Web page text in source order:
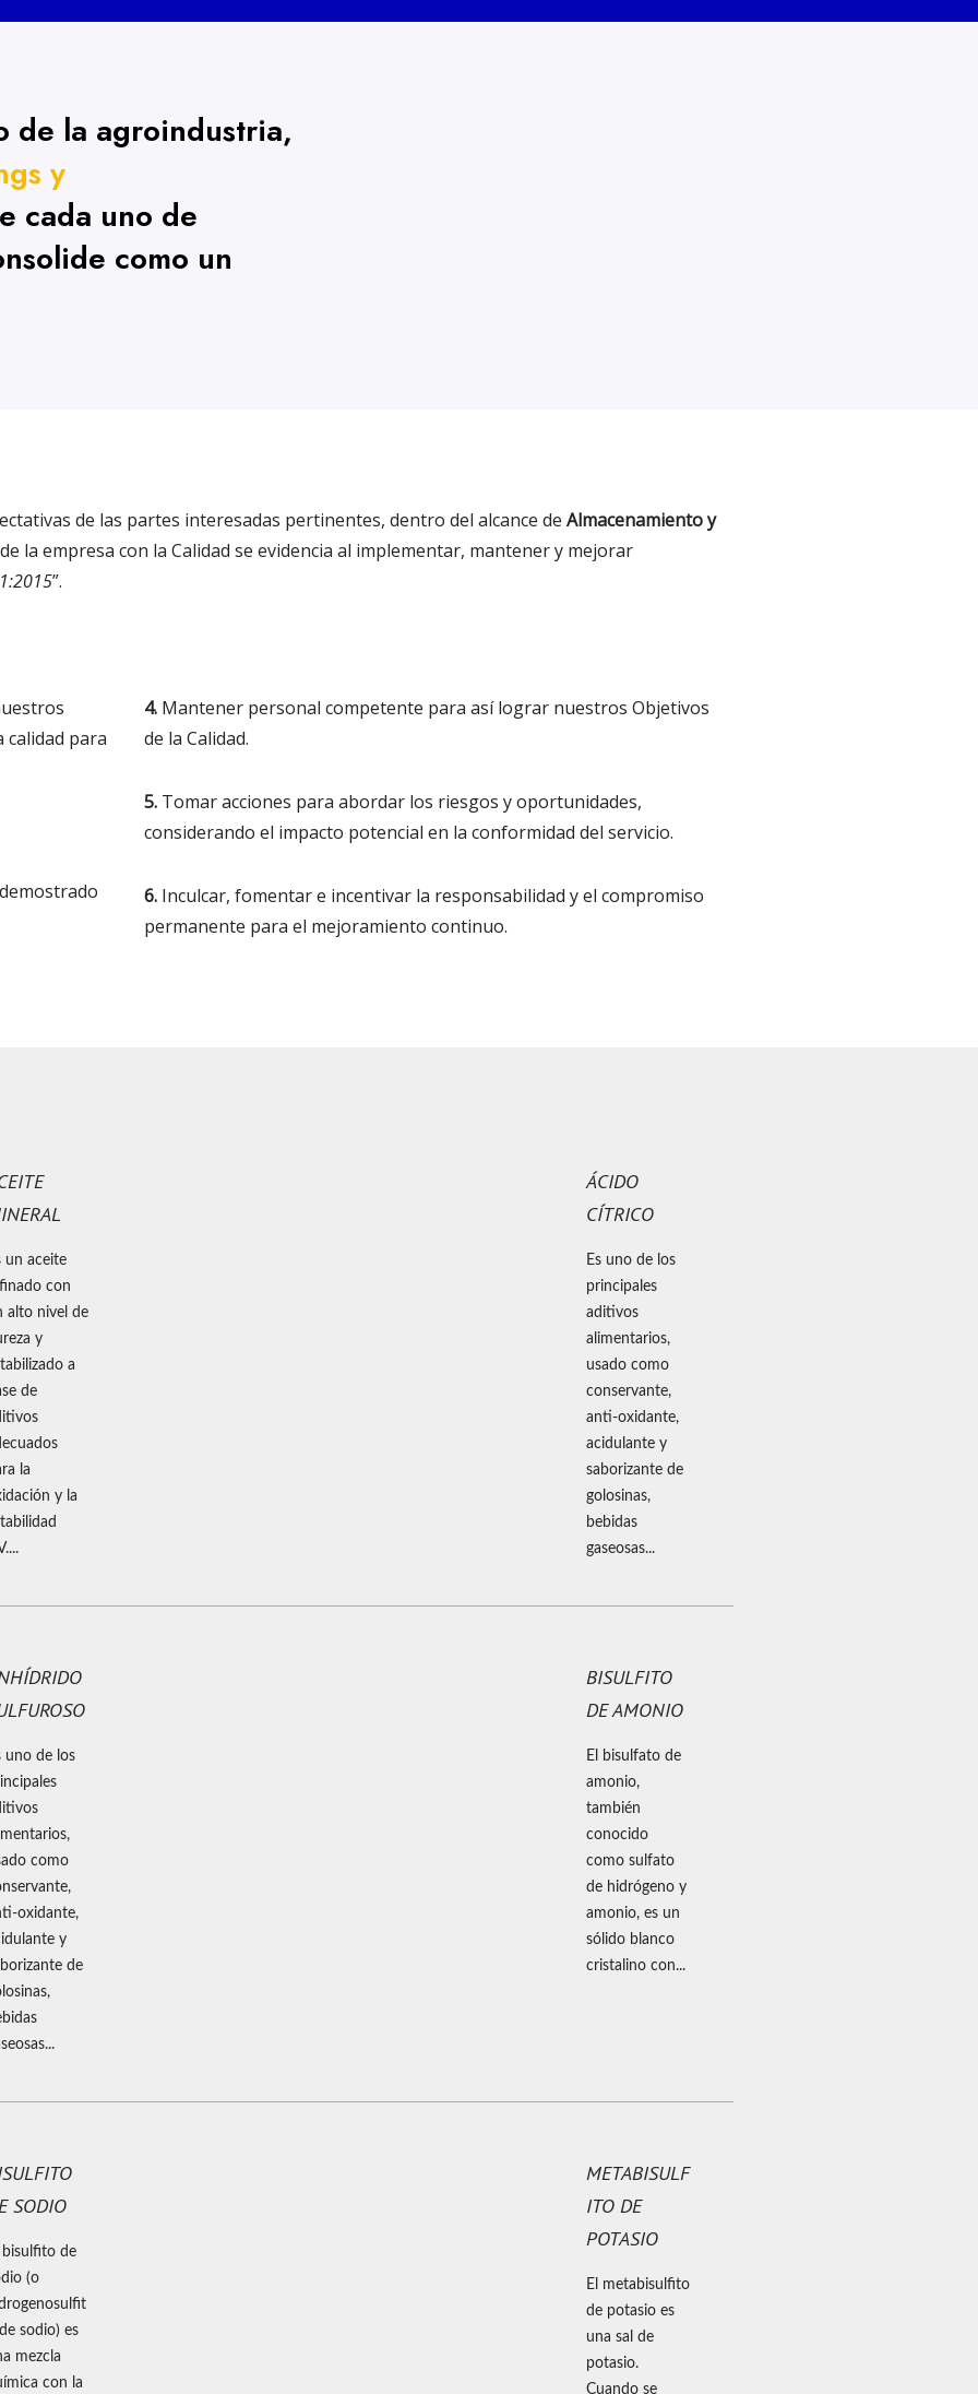
de la agroindustria,
y
cada uno de
como un
de las partes interesadas pertinentes, dentro del alcance de Almacenamiento y
la empresa con la Calidad se evidencia al implementar, mantener y mejorar
”.
calidad para
4. Mantener personal competente para así lograr nuestros Objetivos
de la Calidad.
5. Tomar acciones para abordar los riesgos y oportunidades,
considerando el impacto potencial en la conformidad del servicio.
6. Inculcar, fomentar e incentivar la responsabilidad y el compromiso
permanente para el mejoramiento continuo.
un aceite
con
alto nivel de
y
a
de
la
y la
ÁCIDO
CÍTRICO
Es uno de los
principales
aditivos
alimentarios,
usado como
conservante,
anti-oxidante,
acidulante y
saborizante de
golosinas,
bebidas
gaseosas...
uno de los
como
oxidante,
y
de
BISULFITO
DE AMONIO
El bisulfato de
amonio,
también
conocido
como sulfato
de hidrógeno y
amonio, es un
sólido blanco
cristalino con...
SODIO
bisulfito de
(o
sodio) es
mezcla
con la
METABISULF
ITO DE
POTASIO
El metabisulfito
de potasio es
una sal de
potasio.
Cuando se